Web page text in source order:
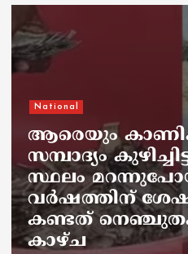
National
ആരെയും
സമ്പാദ്യം
സ്ഥലം
വര്‍ഷത്തിന്
കണ്ടത്
കാഴ്ച